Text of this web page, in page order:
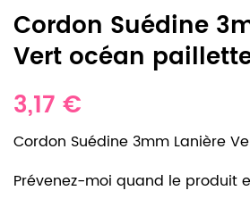
Cordon Suédine
Vert océan
3,17 €
Cordon Suédine 3mm Lanière
Prévenez-moi quand le produit